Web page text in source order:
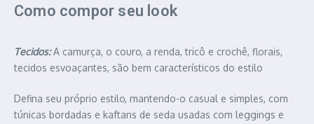
Como compor seu look
Tecidos:A camurça, o couro, a renda, tricô e crochê, florais,
tecidos esvoaçantes, são bem característicos do estilo
Defina seu próprio estilo, mantendo-o casual e simples, com
túnicas bordadas e kaftans de seda usadas com leggings e